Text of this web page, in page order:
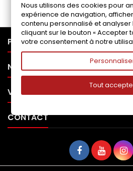
PRODUITS
NOTRE SOCIÉTÉ
VOTRE COMPTE
CONTACT
Nous utilisons des cookies pour
expérience de navigation,
contenu personnalisé et analyser
cliquant sur le bouton « Accepter
votre consentement à notre
Tout